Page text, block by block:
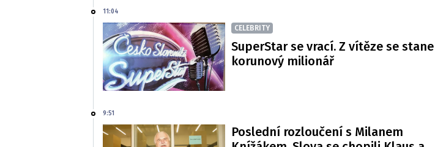
11:04
CELEBRITY
SuperStar se vrací. Z vítěze se stane
korunový milionář
9:51
Poslední rozloučení s Milanem